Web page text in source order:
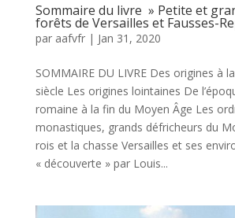
Sommaire du livre » Petite et
forêts de Versailles et Fausses-
par aafvfr| Jan 31, 2020
SOMMAIRE DU LIVRE Des origines à
siècle Les origines lointaines De
romaine à la fin du Moyen Âge Les
monastiques, grands défricheurs du
rois et la chasse Versailles et ses
« découverte » par Louis...